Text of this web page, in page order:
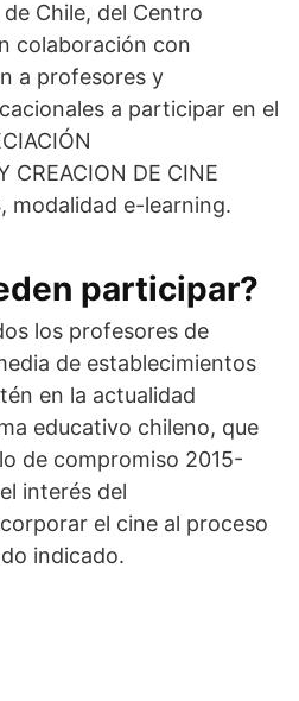
Chile, del Centro
colaboración con
a profesores y
a participar en el
CREACION DE CINE
modalidad e-learning.
participar?
los profesores de
de establecimientos
en la actualidad
educativo chileno, que
de compromiso 2015-
interés del
el cine al proceso
indicado.